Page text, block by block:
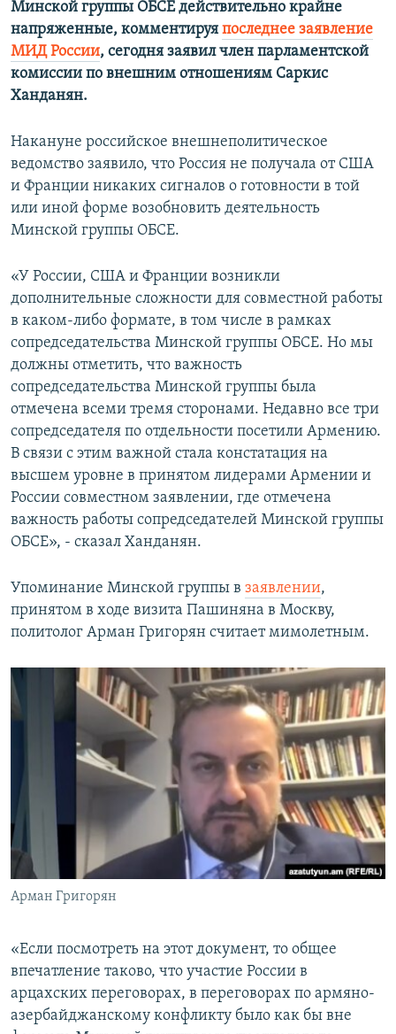
Минской группы ОБСЕ действительно крайне
напряженные, комментируя последнее заявление
МИД России, сегодня заявил член парламентской
комиссии по внешним отношениям Саркис
Ханданян.
Накануне российское внешнеполитическое
ведомство заявило, что Россия не получала от США
и Франции никаких сигналов о готовности в той
или иной форме возобновить деятельность
Минской группы ОБСЕ.
«У России, США и Франции возникли
дополнительные сложности для совместной работы
в каком-либо формате, в том числе в рамках
сопредседательства Минской группы ОБСЕ. Но мы
должны отметить, что важность
сопредседательства Минской группы была
отмечена всеми тремя сторонами. Недавно все три
сопредседателя по отдельности посетили Армению.
В связи с этим важной стала констатация на
высшем уровне в принятом лидерами Армении и
России совместном заявлении, где отмечена
важность работы сопредседателей Минской группы
ОБСЕ», - сказал Ханданян.
Упоминание Минской группы в заявлении,
принятом в ходе визита Пашиняна в Москву,
политолог Арман Григорян считает мимолетным.
Арман Григорян
«Если посмотреть на этот документ, то общее
впечатление таково, что участие России в
арцахских переговорах, в переговорах по армяно-
азербайджанскому конфликту было как бы вне